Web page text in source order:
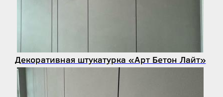
Декоративная штукатурка «Арт Бетон Лайт»